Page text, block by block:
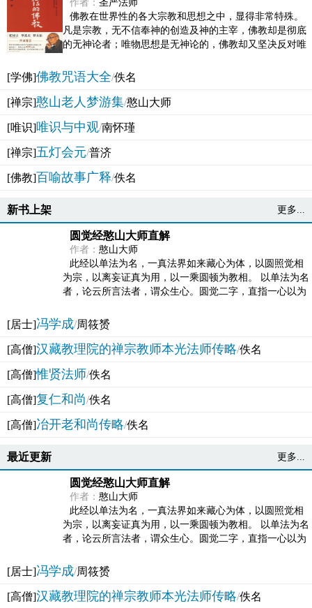
作者： 圣严法师
佛教在世界性的各大宗教和思想之中，显得非常特殊。
凡是宗教，无不信奉神的创造及神的主宰，佛教却是彻底
的无神论者；唯物思想是无神论的，佛教却又坚决反对唯
[学佛]佛教咒语大全/佚名
[禅宗]憨山老人梦游集/憨山大师
[唯识]唯识与中观/南怀瑾
[禅宗]五灯会元/普济
[佛教]百喻故事广释/佚名
新书上架 更多...
圆觉经憨山大师直解
作者： 憨山大师
此经以单法为名，一真法界如来藏心为体，以圆照觉相
为宗，以离妄证真为用，以一乘圆顿为教相。 以单法为名
者，论云所言法者，谓众生心。圆觉二字，直指一心以为
[居士]冯学成/周筱赟
[高僧]汉藏教理院的禅宗教师本光法师传略/佚名
[高僧]惟贤法师/佚名
[高僧]复仁和尚/佚名
[高僧]冶开老和尚传略/佚名
最近更新 更多...
圆觉经憨山大师直解
作者： 憨山大师
此经以单法为名，一真法界如来藏心为体，以圆照觉相
为宗，以离妄证真为用，以一乘圆顿为教相。 以单法为名
者，论云所言法者，谓众生心。圆觉二字，直指一心以为
[居士]冯学成/周筱赟
[高僧]汉藏教理院的禅宗教师本光法师传略/佚名